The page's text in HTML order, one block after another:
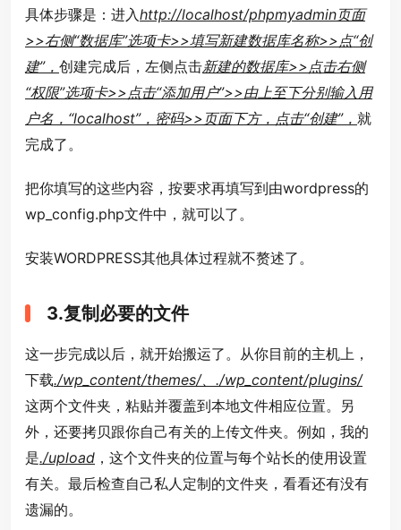
具体步骤是：进入http://localhost/phpmyadmin页面
>>右侧“数据库”选项卡>>填写新建数据库名称>>点“创
建”， 创建完成后，左侧点击新建的数据库>>点击右侧
“权限”选项卡>>点击“添加用户”>>由上至下分别输入用
户名，“localhost”，密码>>页面下方，点击“创建”， 就
完成了。
把你填写的这些内容，按要求再填写到由wordpress的
wp_config.php文件中，就可以了。
安装WORDPRESS其他具体过程就不赘述了。
3.复制必要的文件
这一步完成以后，就开始搬运了。从你目前的主机上，
下载./wp_content/themes/、./wp_content/plugins/
这两个文件夹，粘贴并覆盖到本地文件相应位置。另
外，还要拷贝跟你自己有关的上传文件夹。例如，我的
是./upload ，这个文件夹的位置与每个站长的使用设置
有关。最后检查自己私人定制的文件夹，看看还有没有
遗漏的。